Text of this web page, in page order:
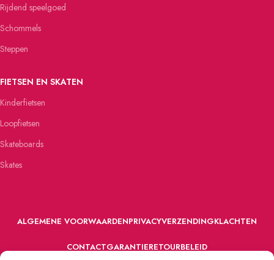
Rijdend speelgoed
Schommels
Steppen
FIETSEN EN SKATEN
Kinderfietsen
Loopfietsen
Skateboards
Skates
ALGEMENE VOORWAARDENPRIVACYVERZENDINGKLACHTEN
CONTACTGARANTIERETOURBELEID